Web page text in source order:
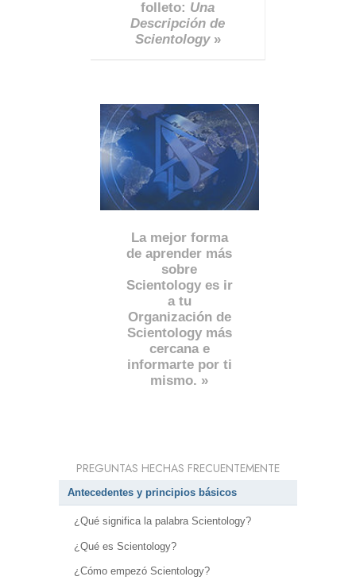
folleto: Una
Descripción de
Scientology»
La mejor forma
de aprender más
sobre
Scientology es ir
a tu
Organización de
Scientology más
cercana e
informarte por ti
mismo. »
PREGUNTAS HECHAS FRECUENTEMENTE
Antecedentes y principios básicos
¿Qué significa la palabra Scientology?
¿Qué es Scientology?
¿Cómo empezó Scientology?